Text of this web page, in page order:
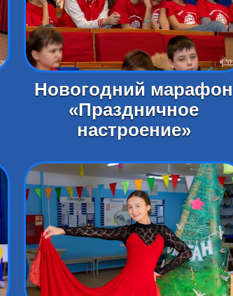
Новогодний марафон
«Праздничное
настроение»